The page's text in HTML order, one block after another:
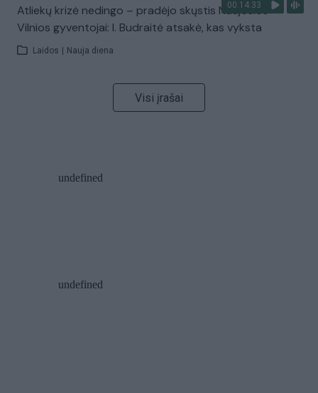
00:14:33
Atliekų krizė nedingo – pradėjo skųstis Naujosios
Vilnios gyventojai: I. Budraitė atsakė, kas vyksta
Laidos Nauja diena
Visi įrašai